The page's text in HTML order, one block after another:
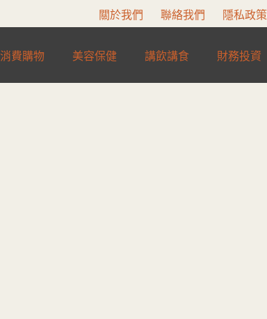
關於我們 聯絡我們 隱私政策
消費購物 美容保健 講飲講食 財務投資